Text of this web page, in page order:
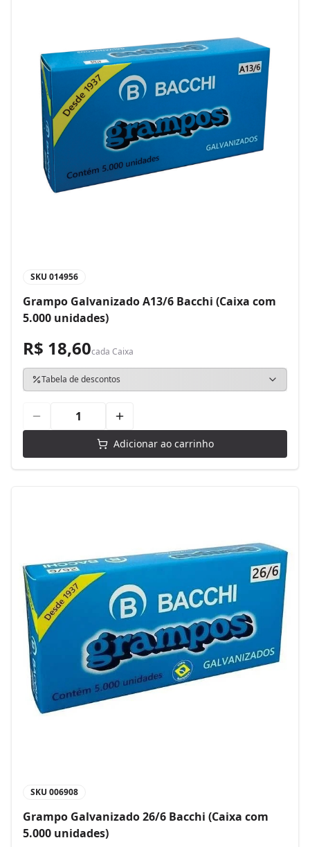
SKU 014956
Grampo Galvanizado A13/6 Bacchi (Caixa com
5.000 unidades)
R$ 18,60cada Caixa
Tabela de descontos
Adicionar ao carrinho
SKU 006908
Grampo Galvanizado 26/6 Bacchi (Caixa com
5.000 unidades)